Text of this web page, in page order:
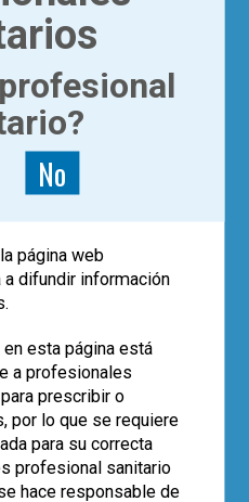
,microbiota,
0
real confirman el
boulardii
superar la
aumenta, pero…
en la prevención
a antibióticos
SABURA)
2025
No
página web
difundir información
esta página está
a profesionales
prescribir o
por lo que se requiere
para su correcta
profesional sanitario
hace responsable de